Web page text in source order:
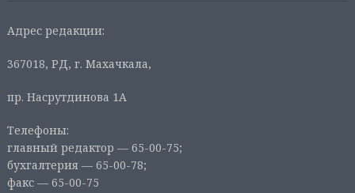
Адрес редакции:
367018, РД, г. Махачкала,
пр. Насрутдинова 1А
Телефоны:
главный редактор — 65-00-75;
бухгалтерия — 65-00-78;
факс — 65-00-75